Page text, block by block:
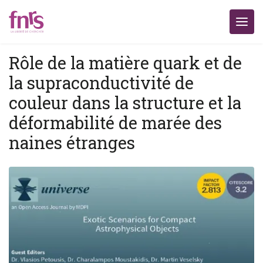
Rôle de la matière quark et de
la supraconductivité de
couleur dans la structure et la
déformabilité de marée des
naines étranges